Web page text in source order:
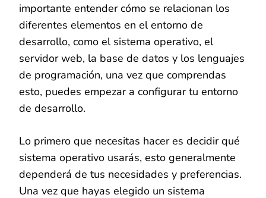
importante entender cómo se relacionan los
diferentes elementos en el entorno de
desarrollo, como el sistema operativo, el
servidor web, la base de datos y los lenguajes
de programación, una vez que comprendas
esto, puedes empezar a configurar tu entorno
de desarrollo.
Lo primero que necesitas hacer es decidir qué
sistema operativo usarás, esto generalmente
dependerá de tus necesidades y preferencias.
Una vez que hayas elegido un sistema